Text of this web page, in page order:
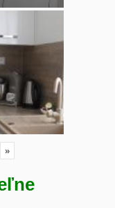
»